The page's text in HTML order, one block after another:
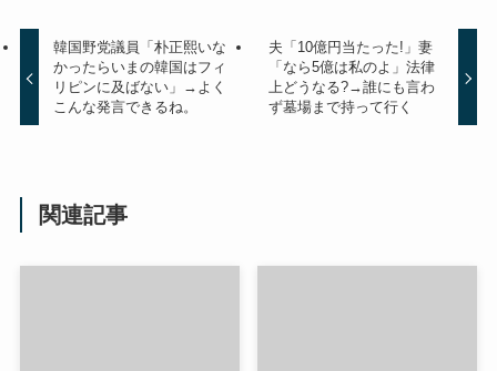
韓国野党議員「朴正熙いな
かったらいまの韓国はフィ
リピンに及ばない」→よく
こんな発言できるね。
夫「10億円当たった!」妻
「なら5億は私のよ」法律
上どうなる?→誰にも言わ
ず墓場まで持って行く
関連記事